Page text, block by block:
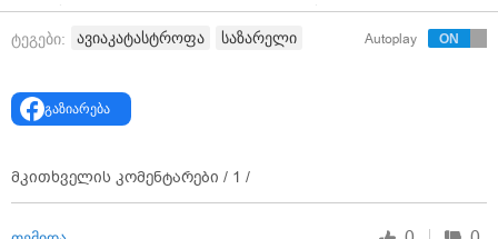
მედიის ცნობით, “ანტონოვ-12”, რომელსაც უკრაინაში
დაფუძნებული კომპანია მართავდა, სერბეთიდან
ჯერჯერობით უცნობია, რამდენი ადამიანი
იმყოფებოდა ბორტზე, მაგრამ ზოგიერთი
შესაძლოა, რვა ადამიანი იმყოფებოდეს.
საბერძნეთის სახელმწიფო მაუწყებელის ERT-ის
ინფორმაციით, თვითმფრინავს 12-ტონიანი ტვირთი
ტეგები: ავიაკატასტროფა საზარელი Autoplay
გაზიარება
მკითხველის კომენტარები / 1 /